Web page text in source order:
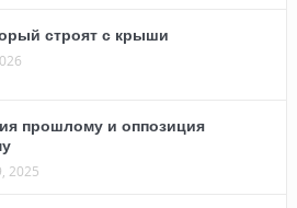
строят с крыши
прошлому и оппозиция
2025